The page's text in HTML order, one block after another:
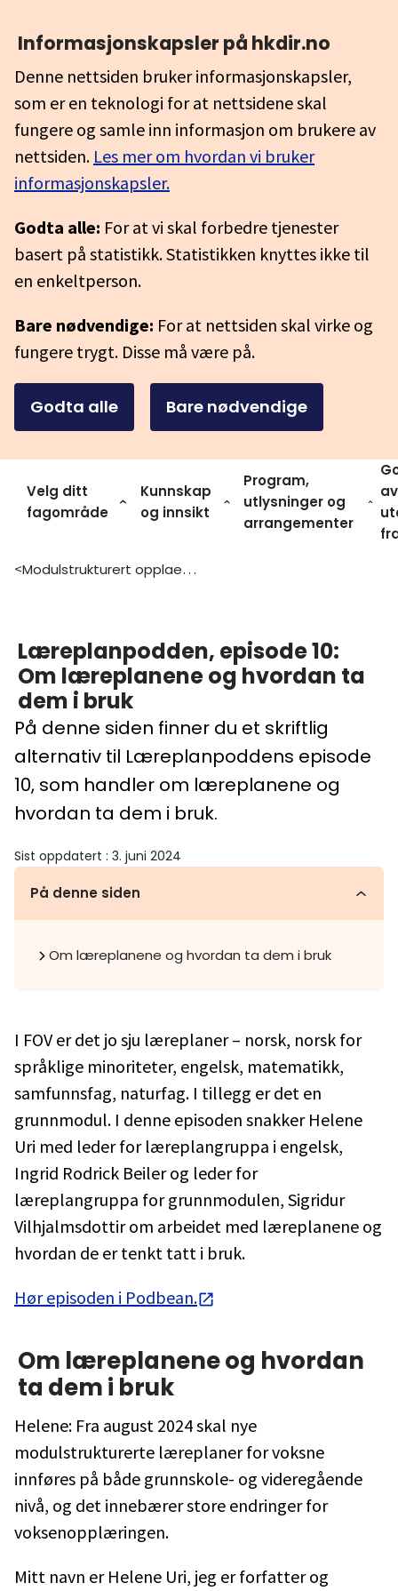
Informasjonskapsler på hkdir.no
Denne nettsiden bruker informasjonskapsler,
som er en teknologi for at nettsidene skal
fungere og samle inn informasjon om brukere av
nettsiden. Les mer om hvordan vi bruker
informasjonskapsler.
Godta alle: For at vi skal forbedre tjenester
basert på statistikk. Statistikken knyttes ikke til
en enkeltperson.
Bare nødvendige: For at nettsiden skal virke og
fungere trygt. Disse må være på.
Godta alle Bare nødvendige
Velg ditt
fagområde
Kunnskap
og innsikt
Program,
utlysninger og
arrangementer
av
> Modulstrukturert opplaering for voksne
Læreplanpodden, episode 10:
Om læreplanene og hvordan ta
dem i bruk
På denne siden finner du et skriftlig
alternativ til Læreplanpoddens episode
10, som handler om læreplanene og
hvordan ta dem i bruk.
Sist oppdatert : 3. juni 2024
På denne siden
Om læreplanene og hvordan ta dem i bruk
I FOV er det jo sju læreplaner – norsk, norsk for
språklige minoriteter, engelsk, matematikk,
samfunnsfag, naturfag. I tillegg er det en
grunnmodul. I denne episoden snakker Helene
Uri med leder for læreplangruppa i engelsk,
Ingrid Rodrick Beiler og leder for
læreplangruppa for grunnmodulen, Sigridur
Vilhjalmsdottir om arbeidet med læreplanene og
hvordan de er tenkt tatt i bruk.
Hør episoden i Podbean.
Om læreplanene og hvordan
ta dem i bruk
Helene: Fra august 2024 skal nye
modulstrukturerte læreplaner for voksne
innføres på både grunnskole- og videregående
nivå, og det innebærer store endringer for
voksenopplæringen.
Mitt navn er Helene Uri, jeg er forfatter og